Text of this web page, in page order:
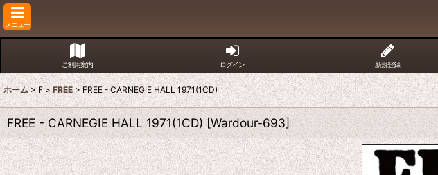
メニュー
ご利用案内 ログイン 新規登録
ホーム > F > FREE > FREE - CARNEGIE HALL 1971(1CD)
FREE - CARNEGIE HALL 1971(1CD) [Wardour-693]